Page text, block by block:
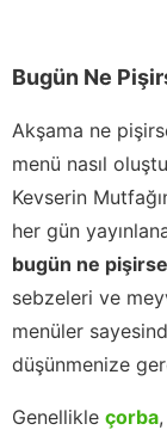
Bugün Ne
Akşama ne
menü nasıl
Kevserin
her gün
bugün ne
sebzeleri ve
menüler
düşünmenize
Genellikle çorba